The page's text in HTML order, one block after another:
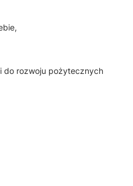
do rozwoju pożytecznych